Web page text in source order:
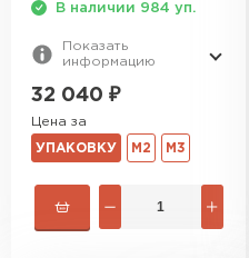
В наличии 984 уп.
Показать
информацию
32 040 ₽
Цена за
УПАКОВКУ М2 М3